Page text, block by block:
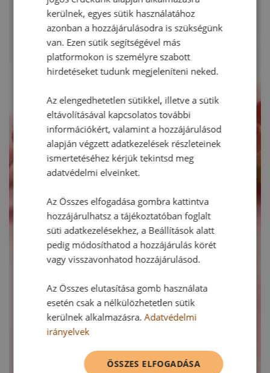
kerülnek, egyes sütik használatához
azonban a hozzájárulásodra is szükségünk
van. Ezen sütik segítségével más
platformokon is személyre szabott
hirdetéseket tudunk megjeleníteni neked.
Az elengedhetetlen sütikkel, illetve a sütik
eltávolításával kapcsolatos további
információkért, valamint a hozzájárulásod
alapján végzett adatkezelések részleteinek
ismertetéséhez kérjük tekintsd meg
adatvédelmi elveinket.
Az Összes elfogadása gombra kattintva
hozzájárulhatsz a tájékoztatóban foglalt
süti adatkezelésekhez, a Beállítások alatt
pedig módosíthatod a hozzájárulás körét
vagy visszavonhatod hozzájárulásod.
Az Összes elutasítása gomb használata
esetén csak a nélkülözhetetlen sütik
kerülnek alkalmazásra.Adatvédelmi
irányelvek
ÖSSZES ELFOGADÁSA